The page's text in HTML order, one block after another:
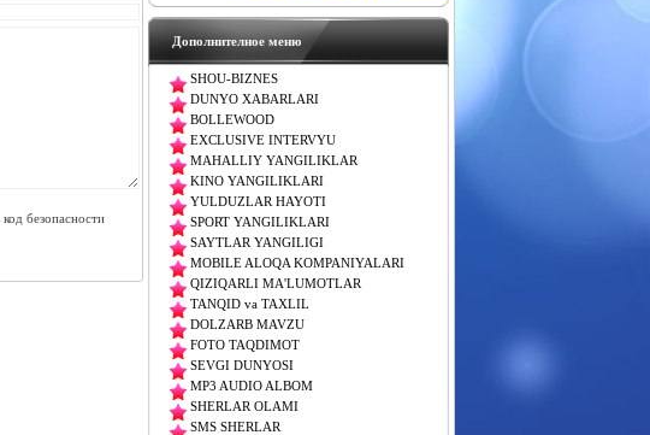
Дополнителное меню
SHOU-BIZNES
DUNYO XABARLARI
BOLLEWOOD
EXCLUSIVE INTERVYU
MAHALLIY YANGILIKLAR
KINO YANGILIKLARI
YULDUZLAR HAYOTI
SPORT YANGILIKLARI
SAYTLAR YANGILIGI
MOBILE ALOQA KOMPANIYALARI
QIZIQARLI MA'LUMOTLAR
TANQID va TAXLIL
DOLZARB MAVZU
FOTO TAQDIMOT
SEVGI DUNYOSI
MP3 AUDIO ALBOM
SHERLAR OLAMI
SMS SHERLAR